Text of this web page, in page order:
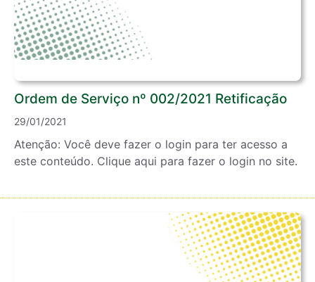
Ordem de Serviço nº 002/2021 Retificação
29/01/2021
Atenção: Você deve fazer o login para ter acesso a
este conteúdo. Clique aqui para fazer o login no site.